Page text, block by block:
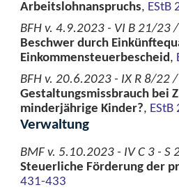
Arbeitslohnanspruchs, EStB
BFH v. 4.9.2023 - VI B 21/23
Beschwer durch
Einkommensteuerbescheid,
BFH v. 20.6.2023 - IX R 8/22
Gestaltungsmissbrauch bei
minderjährige Kinder?,
Verwaltung
BMF v. 5.10.2023 - IV C 3 -
Steuerliche Förderung der
431-433